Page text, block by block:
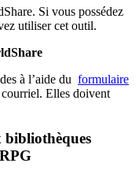
Si vous possédez
utiliser cet outil.
à l’aide du formulaire
Elles doivent
bibliothèques